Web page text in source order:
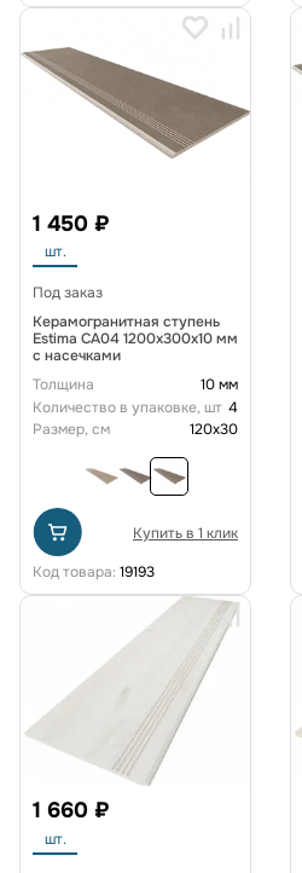
1 450 ₽
шт.
Под заказ
Керамогранитная ступень
Estima CA04 1200x300x10 мм
с насечками
Толщина
10 мм
Количество в упаковке, шт 4
Размер, см
120x30
Купить в 1 клик
Код товара: 19193
1 660 ₽
шт.